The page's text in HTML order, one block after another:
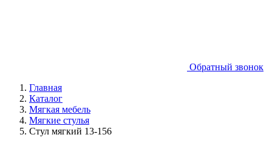
Обратный звонок
Главная
Каталог
Мягкая мебель
Мягкие стулья
Стул мягкий 13-156